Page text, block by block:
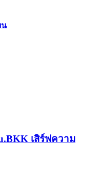
น
เสิร์ฟความ